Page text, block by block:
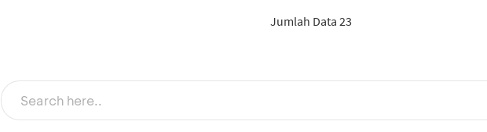
Jumlah Data 23